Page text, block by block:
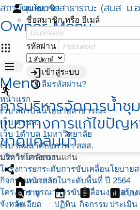
สถาบันนโยบายสาธารณะ (สนส. ม.
Owner Menu
apps
personมุมสมาชิก
ชื่อสมาชิก หรือ อีเมล์
รหัสผ่าน
loginเข้าสู่ระบบ
restoreลืมรหัสผ่าน?
menu
Menu
หน้าแรก
เว็บ สถาบันนโยบายสาธารณะ
เว็บ ศวนส.
เว็บ 1ตำบล 1มหาวิทยาลัย
เว็บ พัฒนาศักยภาพฯ สสส.
บริหารโครงการ
โครงการยกระดับการขับเคลื่อนโยบาย
กิจกรรมทางกายในระดับพื้นที่ ปี 2564
โครงการ บูรณาการขับเคลื่อนงานสร้าง
จังหวัด
directions_run
การบริหารจัดการน้ำ
แนวทางการแก้ไขปัญห
ขาดแคลนน้ำ
มหาวิทยาลัยขอนแก่น
share
homeหน้าหลัก
find_in_pageราย
ละเอียด
event
ปฏิทิน
assignment
กิจกรรม
assessmentแบบ
ประเมิน